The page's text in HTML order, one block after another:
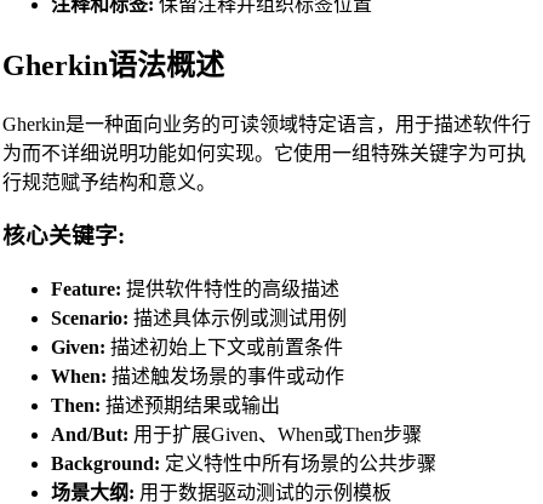
INI Beautifier
CSV Beautifier
Shell Script Beautifier
Batch Script Beautifier
C/C++ Code Beautifier
Scala Code Beautifier
Haskell Code Beautifier
Elixir Code Beautifier
R Code Beautifier
Julia Code Beautifier
Gherkin语法概述
Gherkin是一种面向业务的可读领域特定语言，用于描述软件行
为而不详细说明功能如何实现。它使用一组特殊关键字为可执
行规范赋予结构和意义。
核心关键字:
Feature: 提供软件特性的高级描述
Scenario: 描述具体示例或测试用例
Given: 描述初始上下文或前置条件
When: 描述触发场景的事件或动作
Then: 描述预期结果或输出
And/But: 用于扩展Given、When或Then步骤
Background: 定义特性中所有场景的公共步骤
场景大纲: 用于数据驱动测试的示例模板